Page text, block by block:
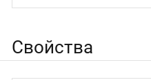
Свойства